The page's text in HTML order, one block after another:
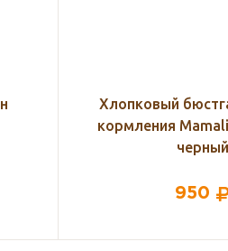
Бюстгальтер
серый меланж
720